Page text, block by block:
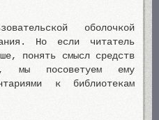
оболочкой
Но если читатель
понять смысл средств
мы посоветуем ему
к библиотекам